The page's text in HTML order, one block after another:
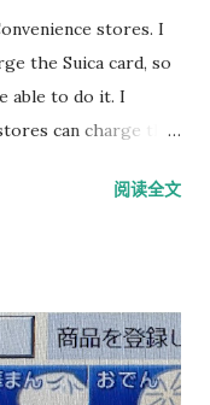
stores. I
the Suica card, so
able to do it. I
can charge the
阅读全文